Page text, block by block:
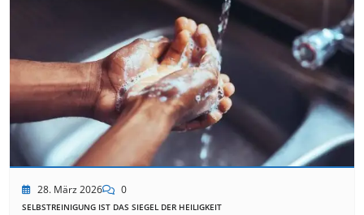
28. März 2026 0
SELBSTREINIGUNG IST DAS SIEGEL DER HEILIGKEIT